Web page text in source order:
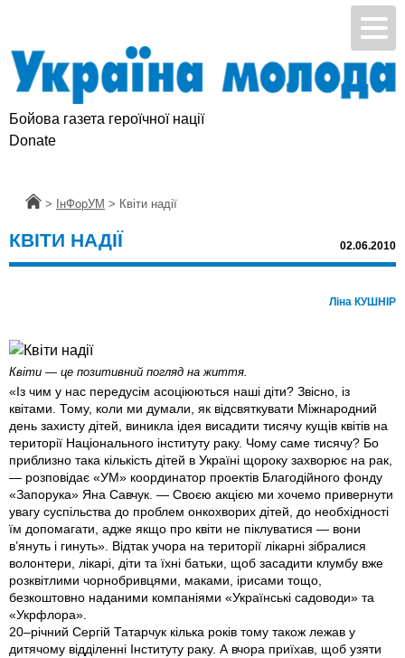
Бойова газета героїчної нації
Donate
Головна
> ІнФорУМ > Квіти надії
КВІТИ НАДІЇ 02.06.2010
Ліна КУШНІР
Квіти — це позитивний погляд на життя.
«Із чим у нас передусім асоціюються наші діти? Звісно, із
квітами. Тому, коли ми думали, як відсвяткувати Міжнародний
день захисту дітей, виникла ідея висадити тисячу кущів квітів на
території Національного інституту раку. Чому саме тисячу? Бо
приблизно така кількість дітей в Україні щороку захворює на рак,
— розповідає «УМ» координатор проектів Благодійного фонду
«Запорука» Яна Савчук. — Своєю акцією ми хочемо привернути
увагу суспільства до проблем онкохворих дітей, до необхідності
їм допомагати, адже якщо про квіти не піклуватися — вони
в’януть і гинуть». Відтак учора на території лікарні зібралися
волонтери, лікарі, діти та їхні батьки, щоб засадити клумбу вже
розквітлими чорно­бривцями, маками, ірисами тощо,
безкоштовно наданими компаніями «Українські садоводи» та
«Укрфлора».
20–річний Сергій Татарчук кілька років тому також лежав у
дитячому відділенні Інституту раку. А вчора приїхав, щоб узяти